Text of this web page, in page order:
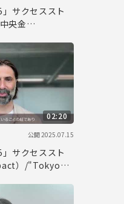
」サクセススト
央金
(The Shoko
02:20
公開2025.07.15
」サクセススト
）/"Tokyo